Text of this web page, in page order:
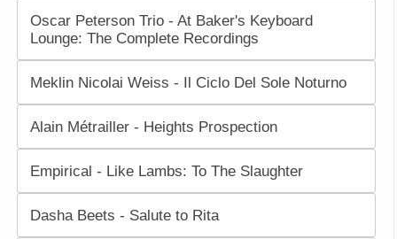
Oscar Peterson Trio - At Baker's Keyboard
Lounge: The Complete Recordings
Meklin Nicolai Weiss - Il Ciclo Del Sole Noturno
Alain Métrailler - Heights Prospection
Empirical - Like Lambs: To The Slaughter
Dasha Beets - Salute to Rita